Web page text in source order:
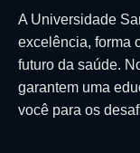
A Universidade
excelência, forma
futuro da saúde.
garantem uma
você para os